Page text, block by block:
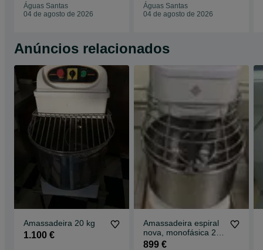
Águas Santas
04 de agosto de 2026
Águas Santas
04 de agosto de 2026
Anúncios relacionados
Amassadeira 20 kg
1.100 €
Amassadeira espiral
nova, monofásica 2
veloc. padaria
899 €